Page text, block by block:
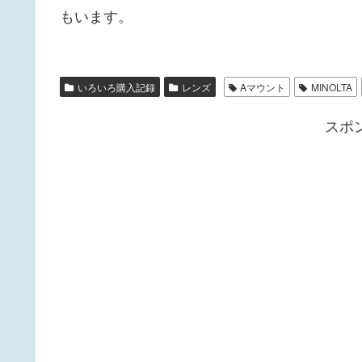
もいます。
いろいろ購入記録 レンズ Aマウント MINOLTA
スポ